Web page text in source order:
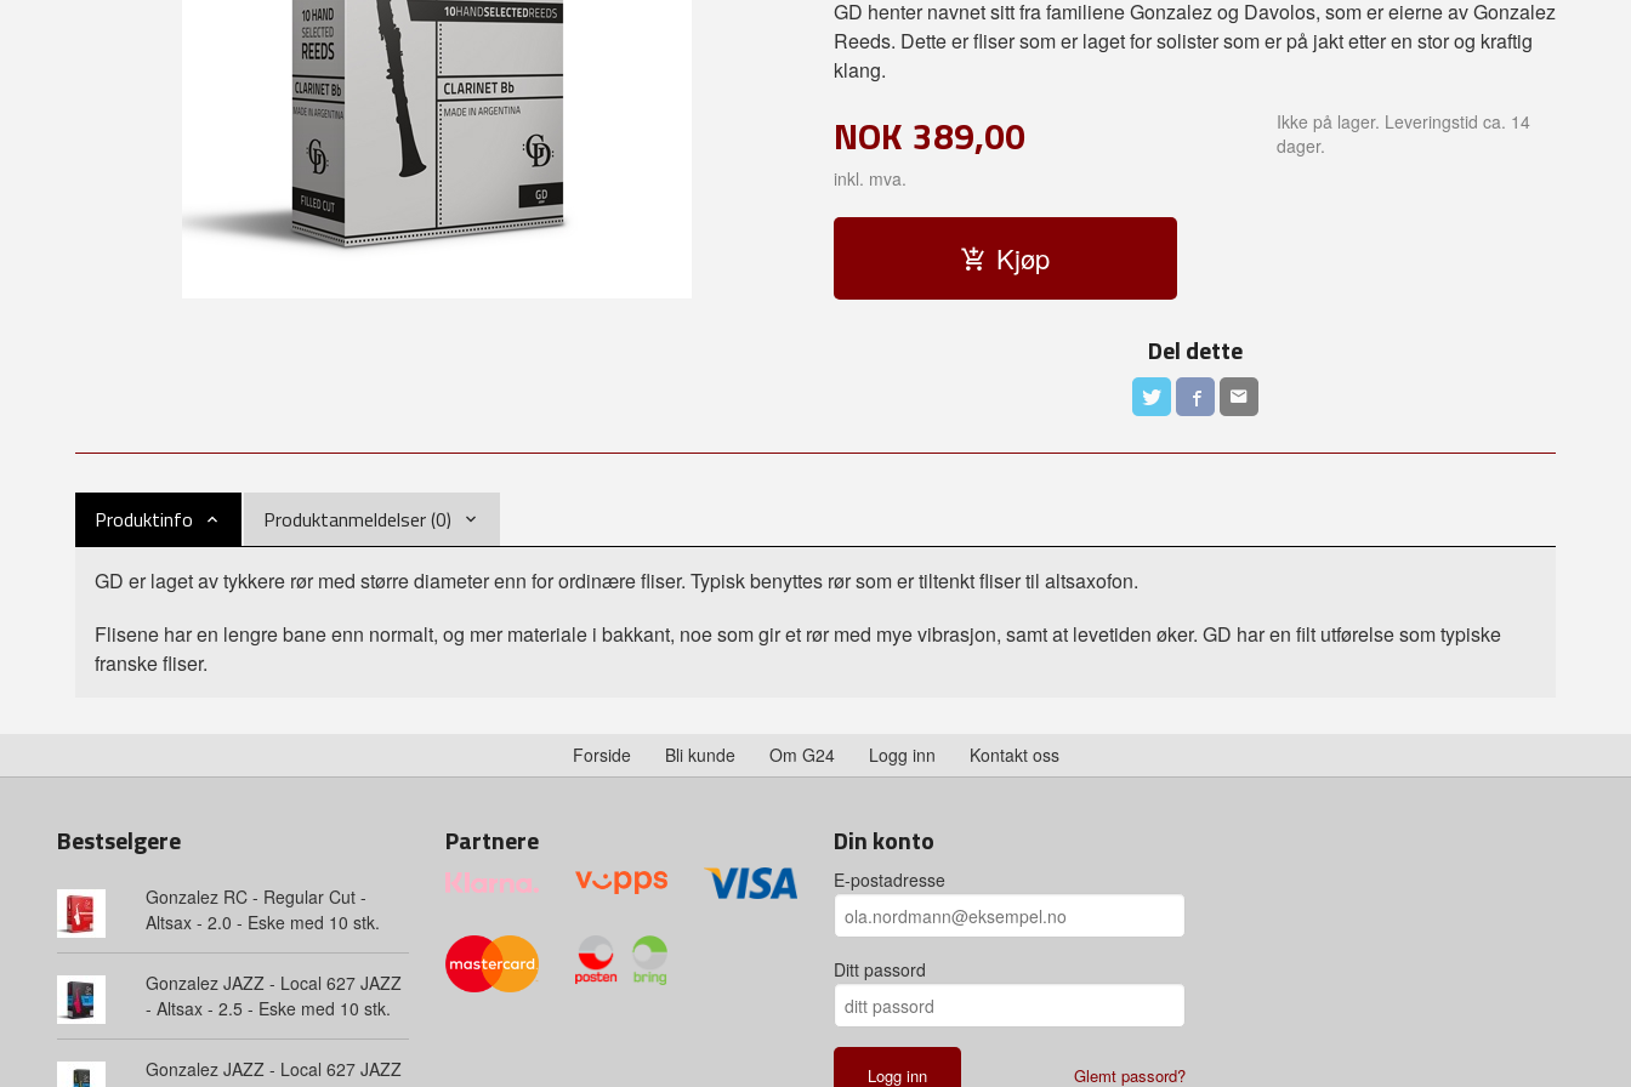
GD henter navnet sitt fra familiene Gonzalez og Davolos, som er eierne av Gonzalez
Reeds. Dette er fliser som er laget for solister som er på jakt etter en stor og kraftig
klang.
NOK 389,00
inkl. mva.
Ikke på lager. Leveringstid ca. 14
dager.
Kjøp
Del dette
Produktinfo Produktanmeldelser (0)
GD er laget av tykkere rør med større diameter enn for ordinære fliser. Typisk benyttes rør som er tiltenkt fliser til altsaxofon.
Flisene har en lengre bane enn normalt, og mer materiale i bakkant, noe som gir et rør med mye vibrasjon, samt at levetiden øker. GD har en filt utførelse som typiske
franske fliser.
Forside Bli kunde Om G24 Logg inn Kontakt oss
Bestselgere
Gonzalez RC - Regular Cut -
Altsax - 2.0 - Eske med 10 stk.
Gonzalez JAZZ - Local 627 JAZZ
- Altsax - 2.5 - Eske med 10 stk.
Gonzalez JAZZ - Local 627 JAZZ
Partnere Din konto
E-postadresse
Ditt passord
Glemt passord?